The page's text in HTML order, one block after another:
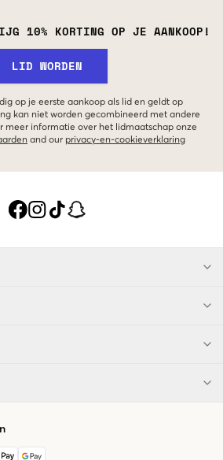
10% KORTING OP JE AANKOOP!
LID WORDEN
op je eerste aankoop als lid en geldt op
kan niet worden gecombineerd met andere
meer informatie over het lidmaatschap onze
and our privacy-en-cookieverklaring